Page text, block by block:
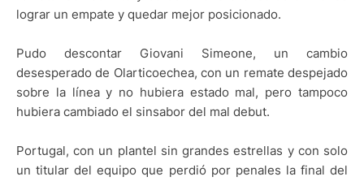
lograr un empate y quedar mejor posicionado.
Pudo descontar Giovani Simeone, un cambio
desesperado de Olarticoechea, con un remate despejado
sobre la línea y no hubiera estado mal, pero tampoco
hubiera cambiado el sinsabor del mal debut.
Portugal, con un plantel sin grandes estrellas y con solo
un titular del equipo que perdió por penales la final del